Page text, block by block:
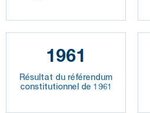
1961
Résultat du référendum
constitutionnel de 1961